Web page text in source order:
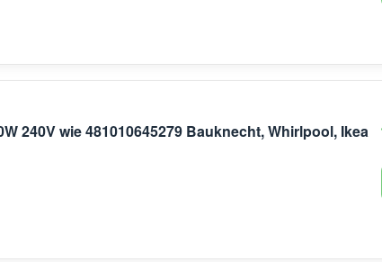
240V wie 481010645279 Bauknecht, Whirlpool, Ikea